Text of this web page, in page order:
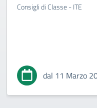
Consigli di Classe - ITE
dal 11 Marzo